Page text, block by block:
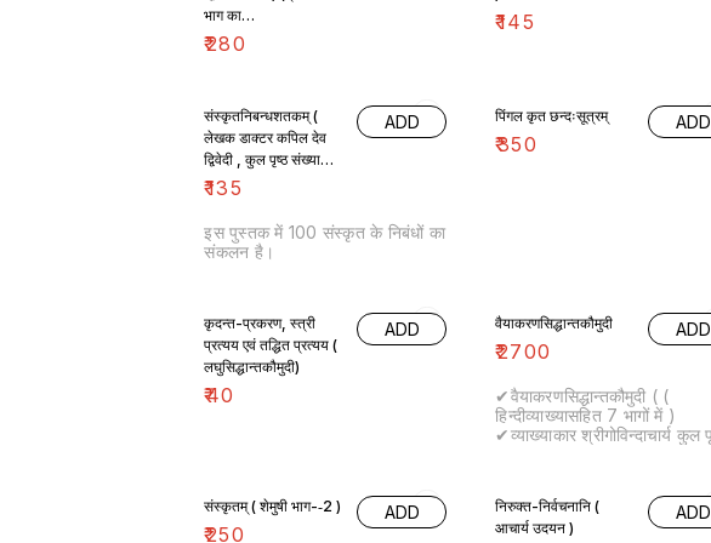
भाग का
मूल्य-140×2=280
₹280
₹145
संस्कृतनिबन्धशतकम् (
लेखक डाक्टर कपिल देव
द्विवेदी , कुल पृष्ठ संख्या—
348)
₹135
ADD
इस पुस्तक में 100 संस्कृत के निबंधों का
संकलन है।
पिंगल कृत छन्दःसूत्रम्
₹350
ADD
कृदन्त-प्रकरण, स्त्री
प्रत्यय एवं तद्धित प्रत्यय (
लघुसिद्धान्तकौमुदी)
₹40
ADD वैयाकरणसिद्धान्तकौमुदी
₹2700
ADD
✔वैयाकरणसिद्धान्तकौमुदी ( (
हिन्दीव्याख्यासहित 7 भागों में )
✔व्याख्याकार श्रीगोविन्दाचार्य कुल पृष्ठ
संस्कृतम् ( शेमुषी भाग-‐2 )
₹250
ADD
निरुक्त-निर्वचनानि (
आचार्य उदयन )
ADD